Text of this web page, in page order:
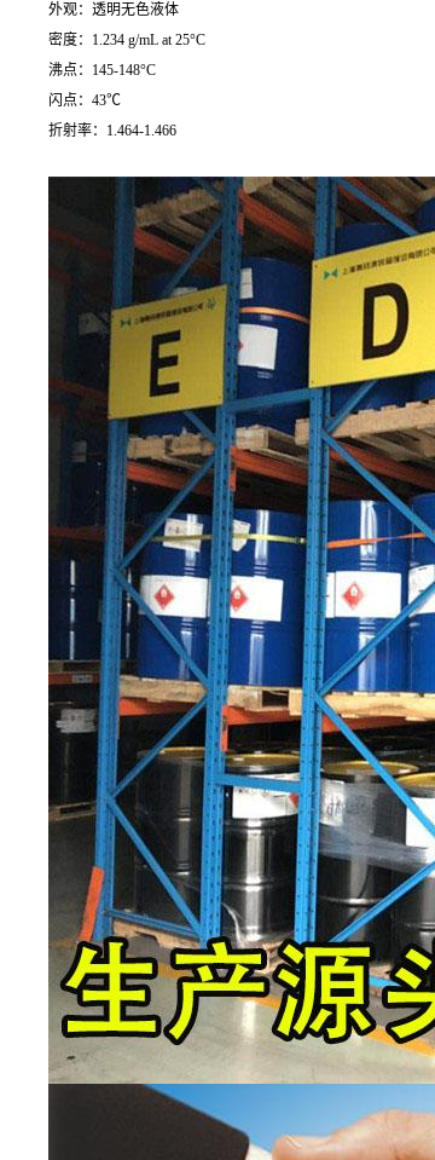
外观：透明无色液体
密度：1.234 g/mL at 25°C
沸点：145-148°C
闪点：43℃
折射率：1.464-1.466